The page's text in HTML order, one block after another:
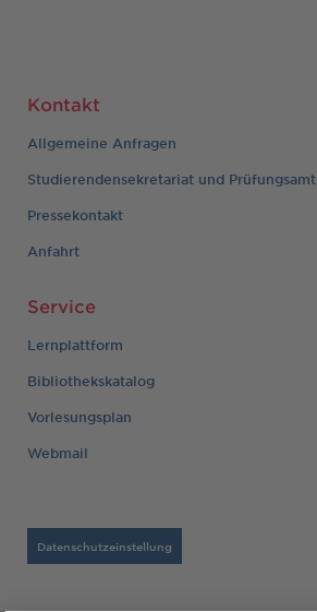
Kontakt
Allgemeine Anfragen
Studierendensekretariat und Prüfungsamt
Pressekontakt
Anfahrt
Service
Lernplattform
Bibliothekskatalog
Vorlesungsplan
Webmail
Datenschutzeinstellung